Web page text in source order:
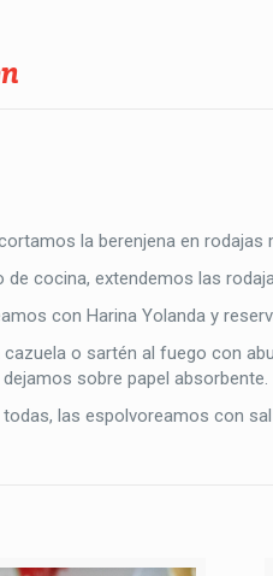
la berenjena en
de cocina, extendemos las
con Harina Yolanda y
o sartén al fuego con
sobre papel absorbente.
las espolvoreamos con